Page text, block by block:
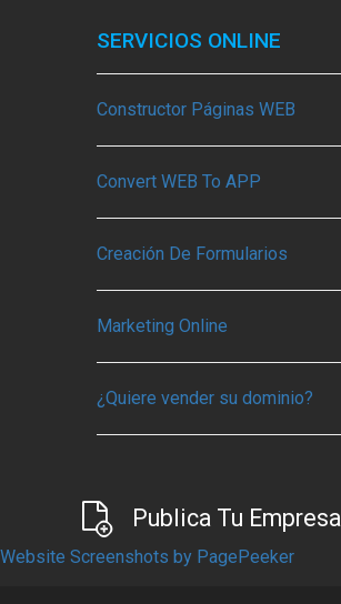
SERVICIOS ONLINE
Constructor Páginas WEB
Convert WEB To APP
Creación De Formularios
Marketing Online
¿Quiere vender su dominio?
Publica Tu Empresa
Website Screenshots by PagePeeker